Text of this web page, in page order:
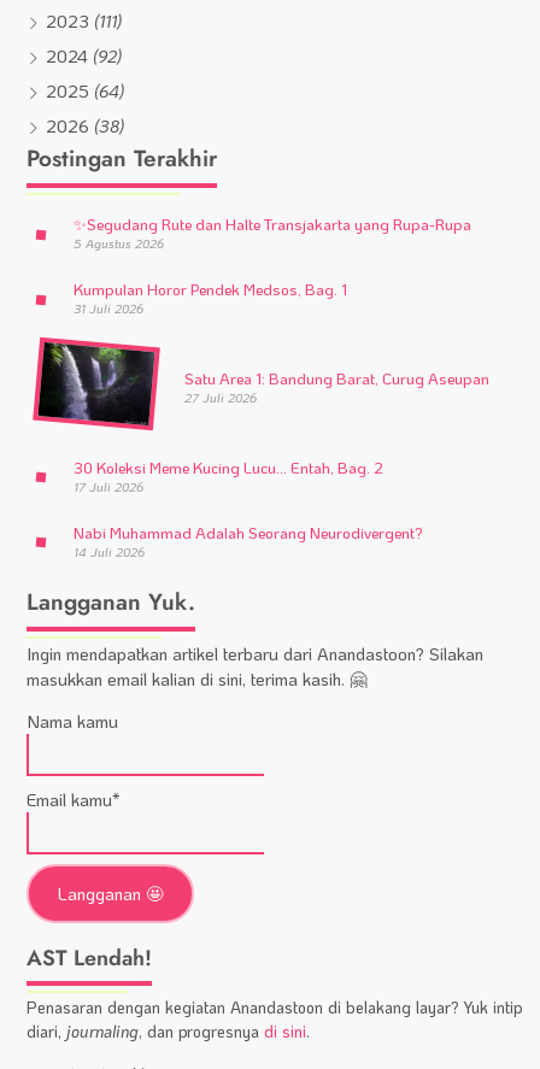
2023 (111)
2024 (92)
2025 (64)
2026 (38)
Postingan Terakhir
✨Segudang Rute dan Halte Transjakarta yang Rupa-Rupa
5 Agustus 2026
Kumpulan Horor Pendek Medsos, Bag. 1
31 Juli 2026
Satu Area 1: Bandung Barat, Curug Aseupan
27 Juli 2026
30 Koleksi Meme Kucing Lucu… Entah, Bag. 2
17 Juli 2026
Nabi Muhammad Adalah Seorang Neurodivergent?
14 Juli 2026
Langganan Yuk.
Ingin mendapatkan artikel terbaru dari Anandastoon? Silakan
masukkan email kalian di sini, terima kasih. 🤗
Nama kamu
Email kamu*
AST Lendah!
Penasaran dengan kegiatan Anandastoon di belakang layar? Yuk intip
diari, journaling, dan progresnyadi sini.